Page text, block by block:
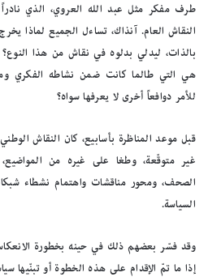
طرف مفكر مثل عبد الله العروي، الذي
النقاش العام. آنذاك، تساءل الجميع لماذا
بالذات، ليدلي بدلوه في نقاش من هذا
هي التي طالما كانت ضمن نشاطه الفكري
للأمر دوافعاً أخرى لا يعرفها سواه؟
قبل موعد المناظرة بأسابيع، كان النقاش
غير متوقّعة، وطغا على غيره من
الصحف، ومحور مناقشات واهتمام نشطاء
السياسة.
وقد فسّر بعضهم ذلك في حينه بخطورة
إذا ما تمّ الإقدام على هذه الخطوة أو تبنّيها